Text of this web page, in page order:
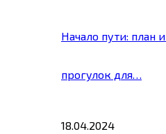
Начало пути: план
прогулок для…
18.04.2024